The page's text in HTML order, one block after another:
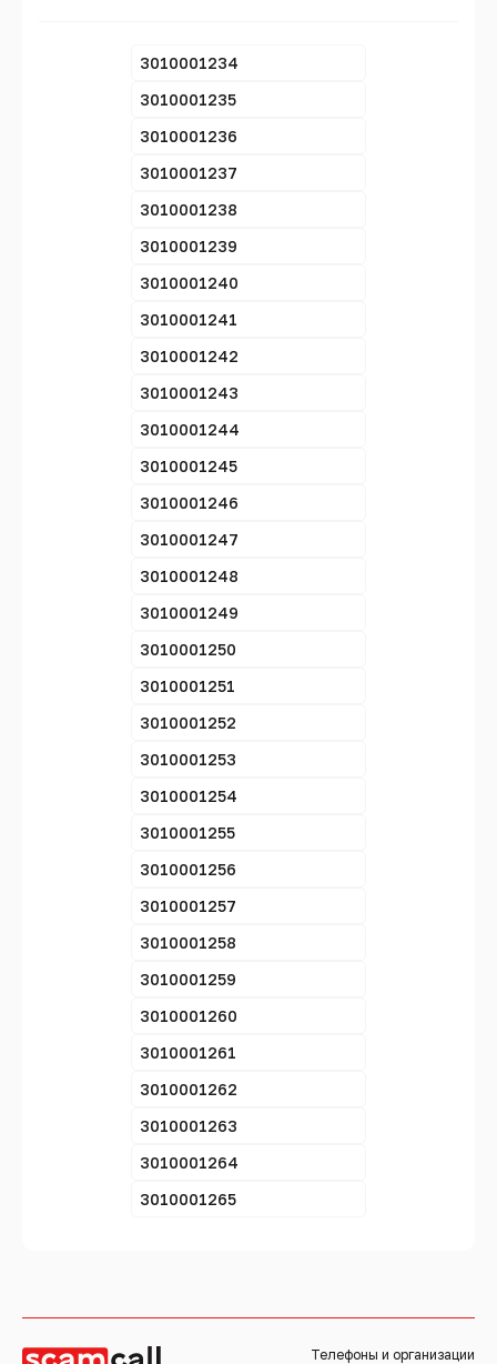
3010001234
3010001235
3010001236
3010001237
3010001238
3010001239
3010001240
3010001241
3010001242
3010001243
3010001244
3010001245
3010001246
3010001247
3010001248
3010001249
3010001250
3010001251
3010001252
3010001253
3010001254
3010001255
3010001256
3010001257
3010001258
3010001259
3010001260
3010001261
3010001262
3010001263
3010001264
3010001265
Телефоны и организации